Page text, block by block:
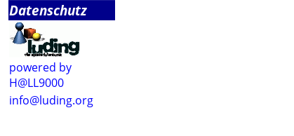
Datenschutz
powered by
H@LL9000
info@luding.org